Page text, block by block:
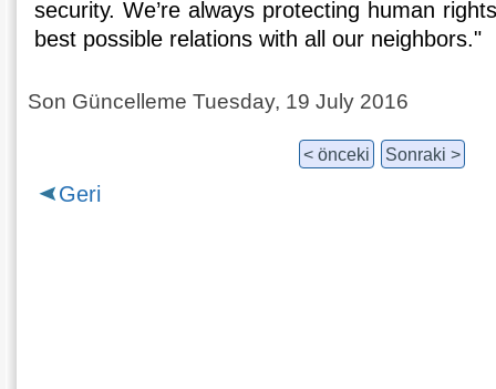
security. We’re always protecting human
best possible relations with all our neighbors."
Son Güncelleme Tuesday, 19 July 2016
< önceki Sonraki >
Geri